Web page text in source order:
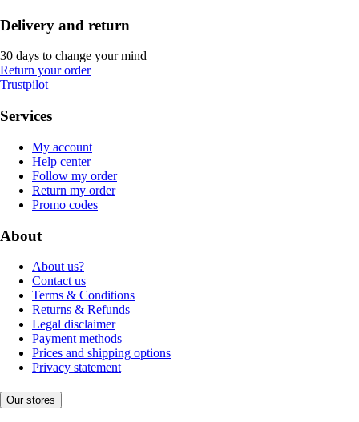
Delivery and return
30 days to change your mind
Return your order
Trustpilot
Services
My account
Help center
Follow my order
Return my order
Promo codes
About
About us?
Contact us
Terms & Conditions
Returns & Refunds
Legal disclaimer
Payment methods
Prices and shipping options
Privacy statement
Our stores